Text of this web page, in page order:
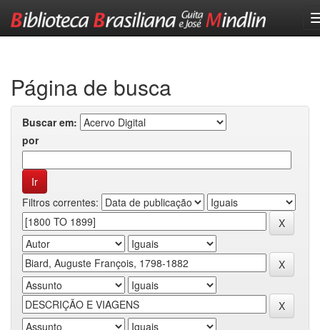
Página de busca
Buscar em:
por
Filtros correntes: